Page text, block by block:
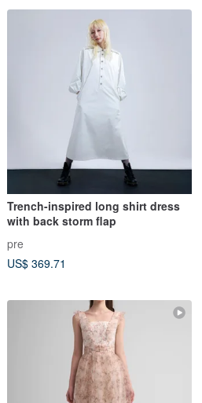
Trench-inspired long shirt dress
with back storm flap
pre
US$ 369.71